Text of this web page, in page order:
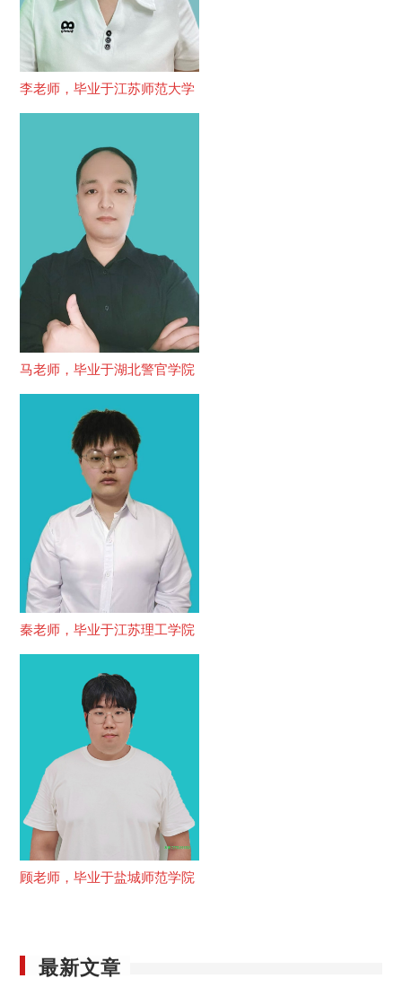
李老师，毕业于江苏师范大学
马老师，毕业于湖北警官学院
秦老师，毕业于江苏理工学院
顾老师，毕业于盐城师范学院
最新文章